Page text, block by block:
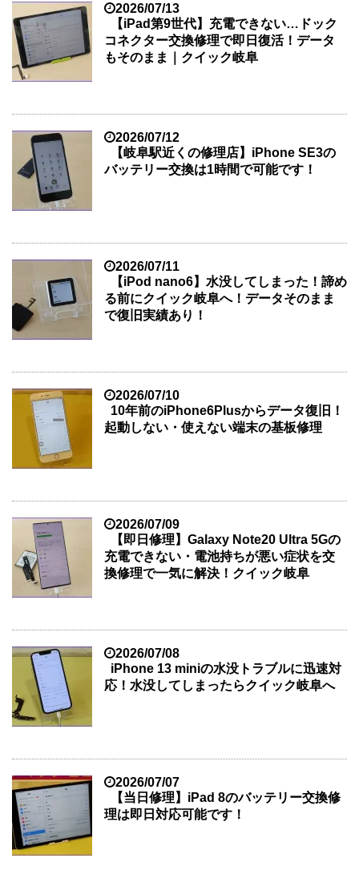
2026/07/13
【iPad第9世代】充電できない…ドック
コネクター交換修理で即日復活！データ
もそのまま｜クイック岐阜
2026/07/12
【岐阜駅近くの修理店】iPhone SE3の
バッテリー交換は1時間で可能です！
2026/07/11
【iPod nano6】水没してしまった！諦め
る前にクイック岐阜へ！データそのまま
で復旧実績あり！
2026/07/10
10年前のiPhone6Plusからデータ復旧！
起動しない・使えない端末の基板修理
2026/07/09
【即日修理】Galaxy Note20 Ultra 5Gの
充電できない・電池持ちが悪い症状を交
換修理で一気に解決！クイック岐阜
2026/07/08
iPhone 13 miniの水没トラブルに迅速対
応！水没してしまったらクイック岐阜へ
2026/07/07
【当日修理】iPad 8のバッテリー交換修
理は即日対応可能です！